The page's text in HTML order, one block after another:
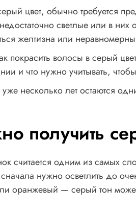
цвет, обычно требуется
светлые или в них
желтизна или
покрасить волосы в серый
и что нужно учитывать,
несколько лет остаются
получить
считается одним из самых
нужно осветлить до
оранжевый — серый тон